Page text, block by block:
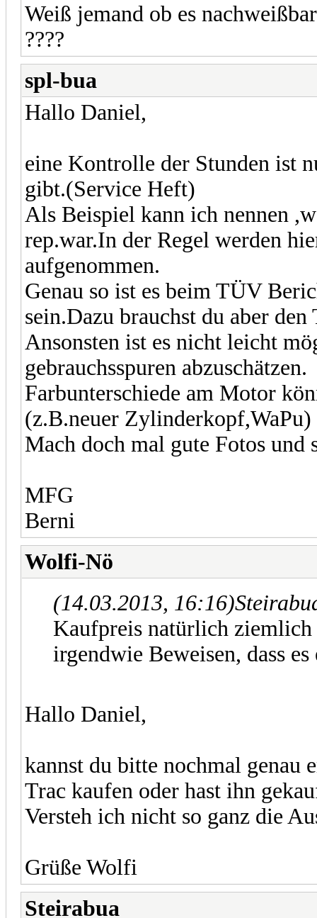
Weiß jemand ob es
????
spl-bua
Hallo Daniel,
eine Kontrolle der Stunden ist
gibt.(Service Heft)
Als Beispiel kann ich nennen
rep.war.In der Regel werden
aufgenommen.
Genau so ist es beim TÜV
sein.Dazu brauchst du aber
Ansonsten ist es nicht leicht
gebrauchsspuren abzuschätzen.
Farbunterschiede am Motor
(z.B.neuer
Mach doch mal gute Fotos und
MFG
Berni
Wolfi-Nö
(14.03.2013, 16:16)
Kaufpreis natürlich ziemlich
irgendwie Beweisen, dass
Hallo Daniel,
kannst du bitte nochmal genau
Trac kaufen oder hast ihn
Versteh ich nicht so ganz die
Grüße Wolfi
Steirabua